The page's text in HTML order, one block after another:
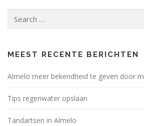
for:
MEEST RECENTE BERICHTEN
Almelo meer bekendheid te geven door
Tips regenwater opslaan
Tandartsen in Almelo